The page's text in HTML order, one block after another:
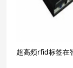
超高频rfid标签在